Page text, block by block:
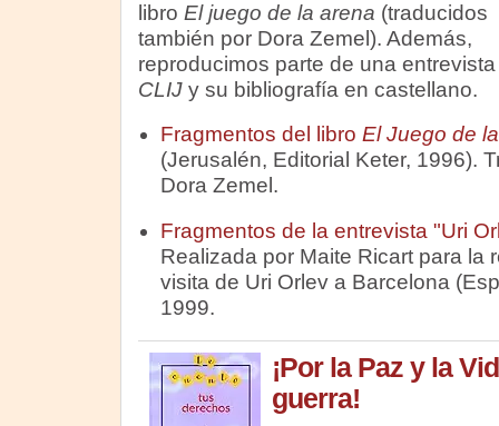
libro El juego de la arena (traducidos
también por Dora Zemel). Además,
reproducimos parte de una
CLIJy su bibliografía en castellano.
Fragmentos del libro El Juego de
(Jerusalén, Editorial Keter, 1996).
Dora Zemel.
Fragmentos de la entrevista "Uri
Realizada por Maite Ricart para la
visita de Uri Orlev a Barcelona
1999.
¡Por la Paz y la
guerra!